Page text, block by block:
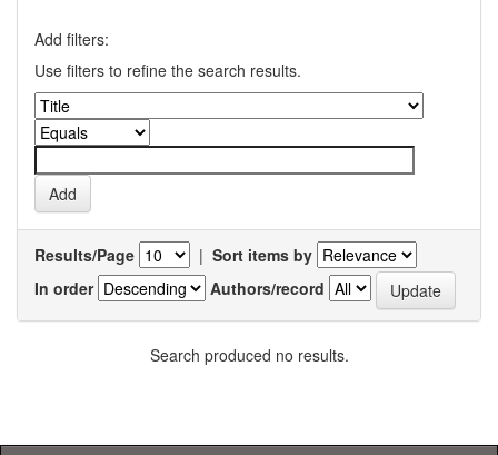
Add filters:
Use filters to refine the search results.
Results/Page | Sort items by
In order
Authors/record
Search produced no results.